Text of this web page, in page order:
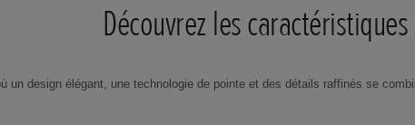
Découvrez les
un design élégant, une technologie de pointe et des détails raffinés se